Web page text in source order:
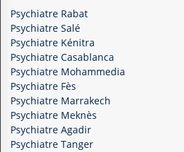
Psychiatre Rabat
Psychiatre Salé
Psychiatre Kénitra
Psychiatre Casablanca
Psychiatre Mohammedia
Psychiatre Fès
Psychiatre Marrakech
Psychiatre Meknès
Psychiatre Agadir
Psychiatre Tanger